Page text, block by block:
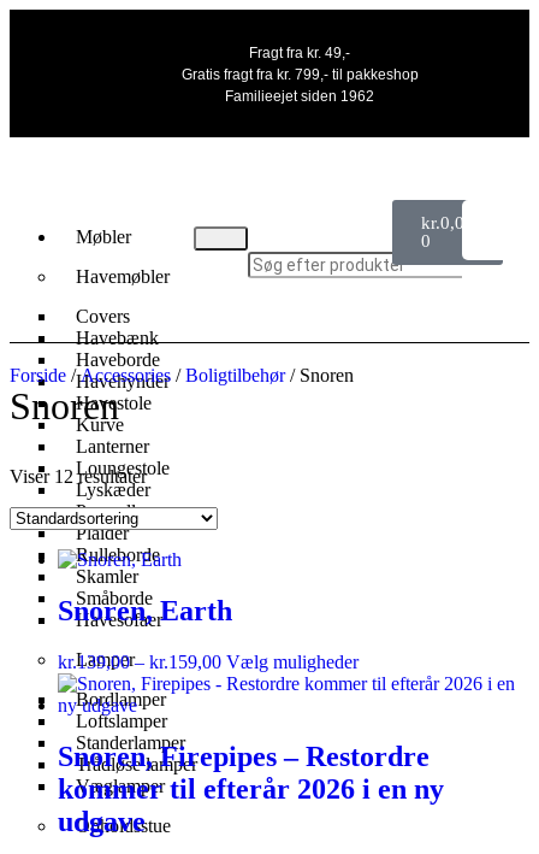
Fragt fra kr. 49,-
Gratis fragt fra kr. 799,- til pakkeshop
Familieejet siden 1962
Møbler
Havemøbler
Covers
Havebænk
Haveborde
Havehynder
Havestole
Kurve
Lanterner
Loungestole
Lyskæder
Parasoller
Plaider
Rulleborde
Skamler
Småborde
Havesofaer
Lamper
Bordlamper
Loftslamper
Standerlamper
Trådløse lamper
Væglamper
Opholdsstue
kr.0,00
0
Forside /Accessories /Boligtilbehør/ Snoren
Snoren
Viser 12 resultater
Snoren, Earth
kr.139,00 – kr.159,00 Vælg muligheder
Snoren, Firepipes – Restordre
kommer til efterår 2026 i en ny
udgave